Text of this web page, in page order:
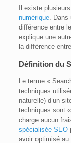
Il existe
numérique. Dans
différence entre
explique une
la différence
Définition du
Le terme «
techniques
naturelle) d’un
techniques sont
charge aucun
spécialisée SEO
avoir optimisé